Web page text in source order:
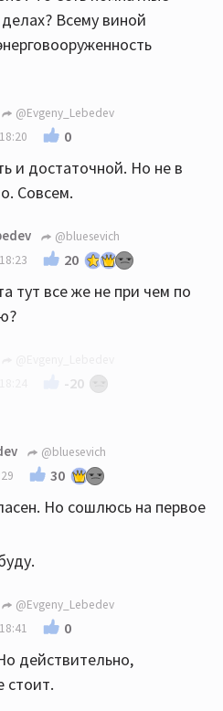
Всему виной
@Evgeny_Lebedev
0
и достаточной. Но не в
Совсем.
@bluesevich
20
тут все же не при чем по
-20
"выстроена
прослушивания музыки, и
стены, аппаратуру и
очень даже
@bluesevich
30
Но сошлюсь на первое
@Evgeny_Lebedev
0
действительно,
стоит.